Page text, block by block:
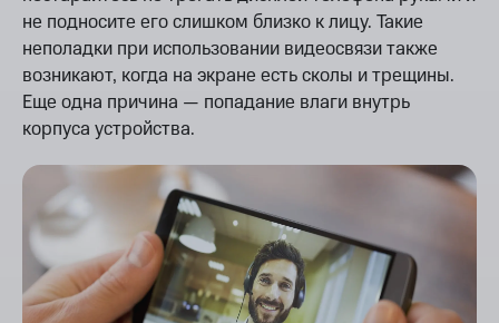
не подносите его слишком близко к лицу. Такие
неполадки при использовании видеосвязи также
возникают, когда на экране есть сколы и трещины.
Еще одна причина — попадание влаги внутрь
корпуса устройства.